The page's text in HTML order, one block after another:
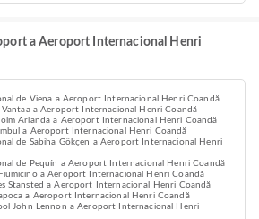
a Aeroport Internacional Henri
de Viena a Aeroport Internacional Henri Coandă
a Aeroport Internacional Henri Coandă
Arlanda a Aeroport Internacional Henri Coandă
a Aeroport Internacional Henri Coandă
de Sabiha Gökçen a Aeroport Internacional Henri
de Pequín a Aeroport Internacional Henri Coandă
a Aeroport Internacional Henri Coandă
Stansted a Aeroport Internacional Henri Coandă
a Aeroport Internacional Henri Coandă
John Lennon a Aeroport Internacional Henri